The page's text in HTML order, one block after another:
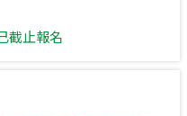
截止報名